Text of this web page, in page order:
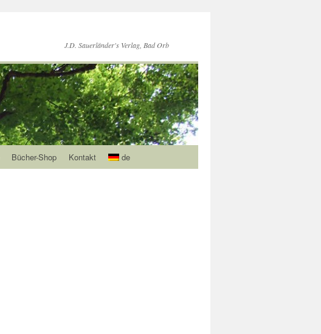
J.D. Sauerländer's Verlag, Bad Orb
Bücher-Shop Kontakt de